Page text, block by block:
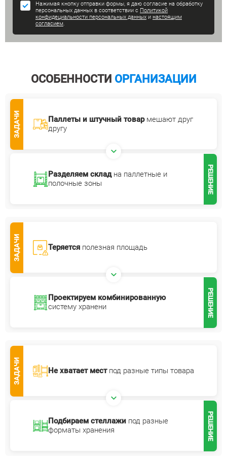
Нажимая кнопку отправки формы, я даю согласие на обработку
персональных данных в соответствии с Политикой
конфидециальности персональных данных и настоящим
согласием.
ОСОБЕННОСТИ ОРГАНИЗАЦИИ
ЗАДАЧИ Паллеты и штучный товар мешают друг
другу
РЕШЕНИЕ
Разделяем складна паллетные и
полочные зоны
ЗАДАЧИ Теряется полезная площадь
РЕШЕНИЕ
Проектируем комбинированную
систему хранени
ЗАДАЧИ Не хватает местпод разные типы товара
РЕШЕНИЕ
Подбираем стеллажи под разные
форматы хранения